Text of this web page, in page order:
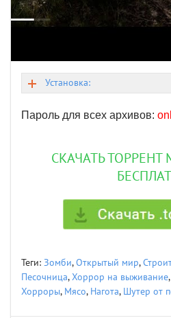
Установка:
Пароль для всех архивов:
СКАЧАТЬ ТОРРЕНТ
Теги: Зомби,Открытый мир,
Песочница,Хоррор на выживание,
Хорроры, Мясо, Нагота, Шутер от